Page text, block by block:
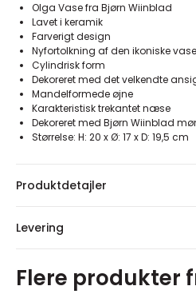
Olga Vase fra Bjørn Wiinblad
Lavet i keramik
Farverigt design
Nyfortolkning af den ikoniske vase
Cylindrisk form
Dekoreret med det velkendte
Mandelformede øjne
Karakteristisk trekantet næse
Dekoreret med Bjørn Wiinblad
Størrelse: H: 20 x Ø: 17 x D: 19,5 cm
Produktdetajler
Levering
Flere produkter